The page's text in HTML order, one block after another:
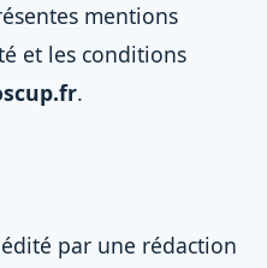
mentions
et les conditions
.
par une rédaction